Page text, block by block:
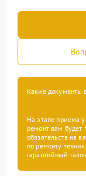
Какие документы
На этапе приема
ремонт вам будет
обязательств на
по ремонту
гарантийный